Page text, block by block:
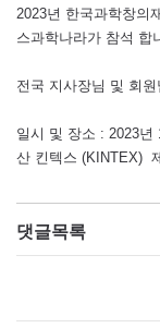
2023년 한국과학창의
스과학나라가 참석 합
전국 지사장님 및 회
일시 및 장소 : 2023
산 킨텍스 (KINTEX)
댓글목록